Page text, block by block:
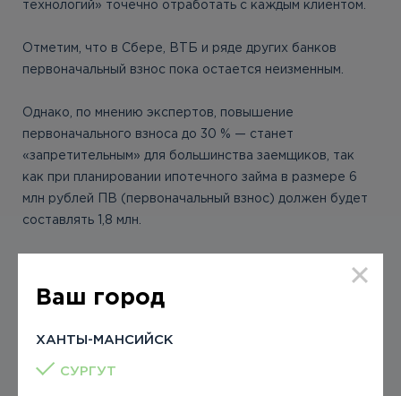
Ваш город
ХАНТЫ-МАНСИЙСК
СУРГУТ
технологий» точечно отработать с каждым клиентом.
Отметим, что в Сбере, ВТБ и ряде других банков
первоначальный взнос пока остается неизменным.
Однако, по мнению экспертов, повышение
первоначального взноса до 30 % — станет
«запретительным» для большинства заемщиков, так
как при планировании ипотечного займа в размере 6
млн рублей ПВ (первоначальный взнос) должен будет
составлять 1,8 млн.
аналитиками строительной отрасли, для большинства
россиян это неподъемная сумма.
квартир.